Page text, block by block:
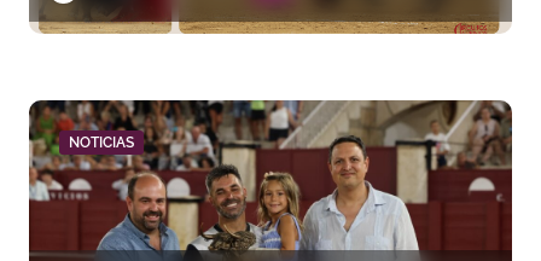
d
a
s
NOTICIAS